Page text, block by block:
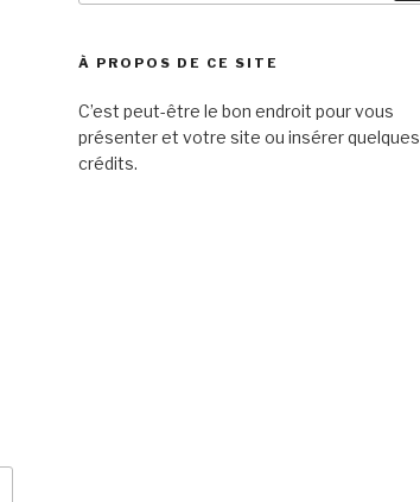
:
À PROPOS DE CE SITE
C’est peut-être le bon endroit pour vous
présenter et votre site ou insérer quelques
crédits.